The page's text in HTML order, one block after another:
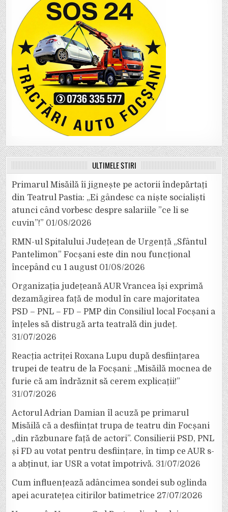
ULTIMELE ȘTIRI
Primarul Misăilă îi jignește pe actorii îndepărtați
din Teatrul Pastia: „Ei gândesc ca niște socialiști
atunci când vorbesc despre salariile ”ce li se
cuvin”!” 01/08/2026
RMN-ul Spitalului Județean de Urgență „Sfântul
Pantelimon” Focșani este din nou funcțional
începând cu 1 august 01/08/2026
Organizația județeană AUR Vrancea își exprimă
dezamăgirea față de modul în care majoritatea
PSD – PNL – FD – PMP din Consiliul local Focșani a
înțeles să distrugă arta teatrală din județ.
31/07/2026
Reacția actriței Roxana Lupu după desființarea
trupei de teatru de la Focșani: „Misăilă mocnea de
furie că am îndrăznit să cerem explicații!”
31/07/2026
Actorul Adrian Damian îl acuză pe primarul
Misăilă că a desființat trupa de teatru din Focșani
„din răzbunare față de actori”. Consilierii PSD, PNL
și FD au votat pentru desființare, în timp ce AUR s-
a abținut, iar USR a votat împotrivă. 31/07/2026
Cum influențează adâncimea sondei sub oglinda
apei acuratețea citirilor batimetrice 27/07/2026